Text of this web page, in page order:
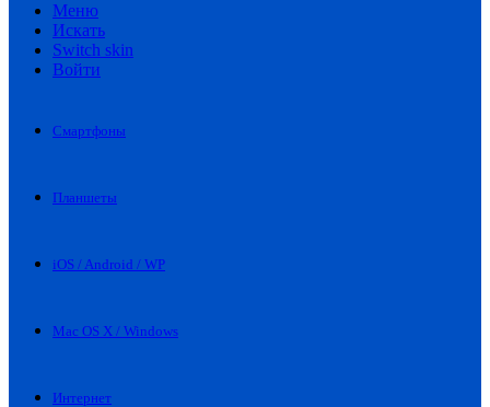
Меню
Искать
Switch skin
Войти
Смартфоны
Планшеты
iOS / Android / WP
Mac OS X / Windows
Интернет